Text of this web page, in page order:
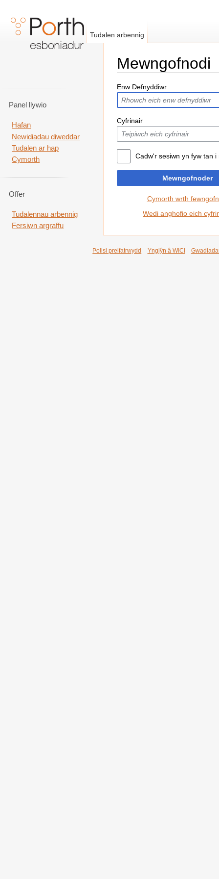
Mewngofnodi
Enw Defnyddiwr
Cyfrinair
Cadw'r sesiwn yn fyw tan i
Mewngofnoder
Cymorth wrth
Wedi anghofio eich
Tudalen arbennig
Panel llywio
Hafan
Newidiadau diweddar
Tudalen ar hap
Cymorth
Offer
Tudalennau arbennig
Fersiwn argraffu
Polisi preifatrwydd Ynglŷn â WICI